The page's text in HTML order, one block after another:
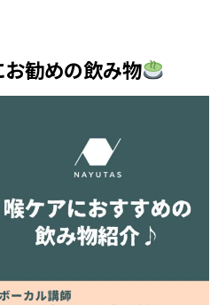
勧めの飲み物